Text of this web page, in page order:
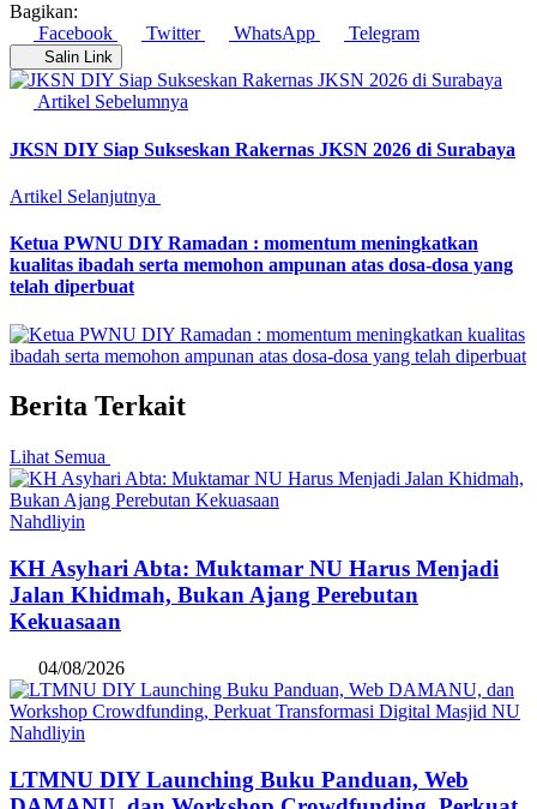
Bagikan:
Facebook
Twitter WhatsApp Telegram
Salin Link
Artikel Sebelumnya
JKSN DIY Siap Sukseskan Rakernas JKSN 2026 di Surabaya
Artikel Selanjutnya
Ketua PWNU DIY Ramadan : momentum meningkatkan
kualitas ibadah serta memohon ampunan atas dosa-dosa yang
telah diperbuat
Berita Terkait
Lihat Semua
Nahdliyin
KH Asyhari Abta: Muktamar NU Harus Menjadi
Jalan Khidmah, Bukan Ajang Perebutan
Kekuasaan
04/08/2026
Nahdliyin
LTMNU DIY Launching Buku Panduan, Web